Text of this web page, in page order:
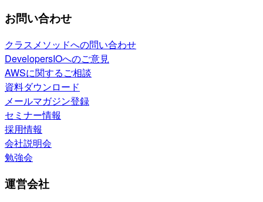
お問い合わせ
クラスメソッドへの問い合わせ
DevelopersIOへのご意見
AWSに関するご相談
資料ダウンロード
メールマガジン登録
セミナー情報
採用情報
会社説明会
勉強会
運営会社